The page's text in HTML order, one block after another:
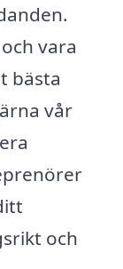
vara
bästa
vår
och